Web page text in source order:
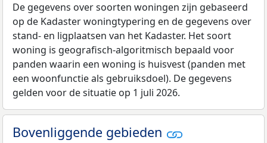
De gegevens over soorten woningen zijn gebaseerd
op de Kadaster woningtypering en de gegevens over
stand- en ligplaatsen van het Kadaster. Het soort
woning is geografisch-algoritmisch bepaald voor
panden waarin een woning is huisvest (panden met
een woonfunctie als gebruiksdoel). De gegevens
gelden voor de situatie op 1 juli 2026.
Bovenliggende gebieden